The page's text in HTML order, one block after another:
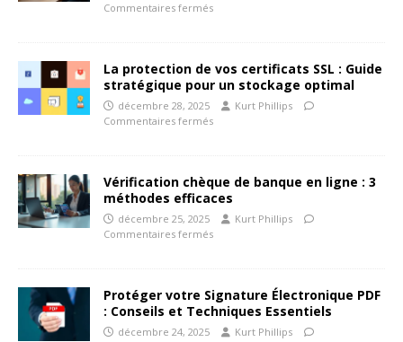
Commentaires fermés
La protection de vos certificats SSL : Guide
stratégique pour un stockage optimal
décembre 28, 2025
Kurt Phillips
Commentaires fermés
Vérification chèque de banque en ligne : 3
méthodes efficaces
décembre 25, 2025
Kurt Phillips
Commentaires fermés
Protéger votre Signature Électronique PDF
: Conseils et Techniques Essentiels
décembre 24, 2025
Kurt Phillips